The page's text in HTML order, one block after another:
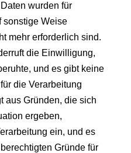
wurden für
sonstige Weise
mehr erforderlich sind.
die Einwilligung,
und es gibt keine
die Verarbeitung
aus Gründen, die sich
ergeben,
ein, und es
Gründe für